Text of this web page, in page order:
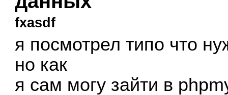
fxasdf
я посмотрел типо что
но как
я сам могу зайти в